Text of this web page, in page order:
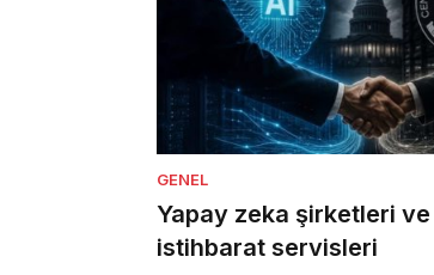
GENEL
Yapay zeka şirketleri ve
istihbarat servisleri